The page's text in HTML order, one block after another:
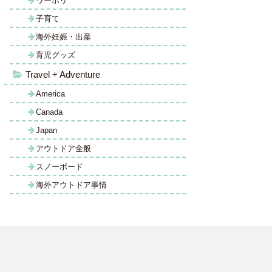
子育て
海外妊娠・出産
育児グッズ
Travel + Adventure
America
Canada
Japan
アウトドア全般
スノーボード
海外アウトドア事情